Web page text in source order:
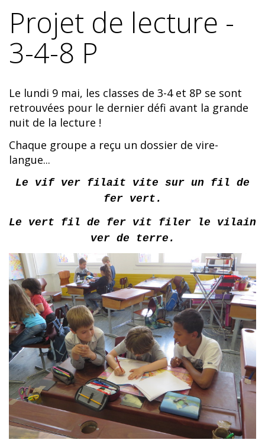
Projet de lecture -
3-4-8 P
Le lundi 9 mai, les classes de 3-4 et 8P se sont
retrouvées pour le dernier défi avant la grande
nuit de la lecture !
Chaque groupe a reçu un dossier de vire-
langue...
Le vif ver filait vite sur un fil de
fer vert.
Le vert fil de fer vit filer le vilain
ver de terre.